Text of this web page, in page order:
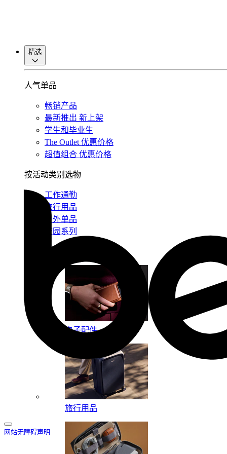
网站无障碍声明
精选
人气单品
畅销产品
最新推出 新上架
学生和毕业生
The Outlet 优惠价格
超值组合 优惠价格
按活动类别选物
工作通勤
旅行用品
户外单品
校园系列
电子配件
旅行用品